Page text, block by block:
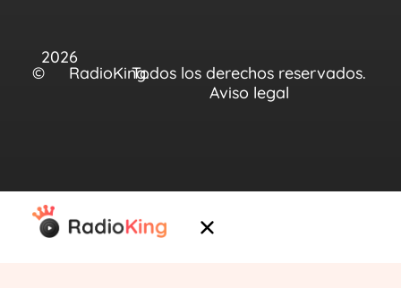
©
2026
RadioKing.Todos los derechos reservados.
Aviso legal